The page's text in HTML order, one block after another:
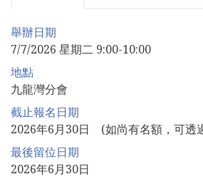
舉辦日期
7/7/2026 星期二 9:00-10:00
地點
九龍灣分會
截止報名日期
2026年6月30日 (如尚有名額，可透
最後留位日期
2026年6月30日